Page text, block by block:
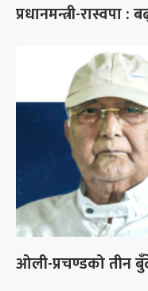
प्रधानमन्त्री-रास्वपा
ओली-प्रचण्डको तीन